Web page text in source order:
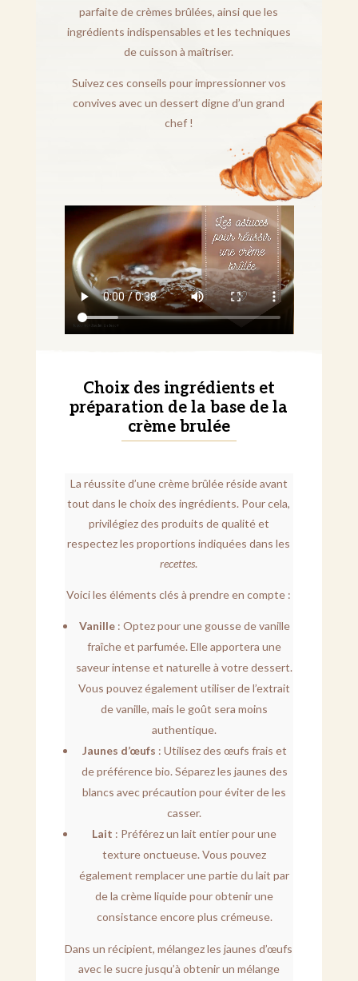
parfaite de crèmes brûlées, ainsi que les
ingrédients indispensables et les techniques
de cuisson à maîtriser.
Suivez ces conseils pour impressionner vos
convives avec un dessert digne d’un grand
chef !
Choix des ingrédients et
préparation de la base de la
crème brulée
La réussite d’une crème brûlée réside avant
tout dans le choix des ingrédients. Pour cela,
privilégiez des produits de qualité et
respectez les proportions indiquées dans les
recettes.
Voici les éléments clés à prendre en compte :
Vanille: Optez pour une gousse de vanille
fraîche et parfumée. Elle apportera une
saveur intense et naturelle à votre dessert.
Vous pouvez également utiliser de l’extrait
de vanille, mais le goût sera moins
authentique.
Jaunes d’œufs : Utilisez des œufs frais et
de préférence bio. Séparez les jaunes des
blancs avec précaution pour éviter de les
casser.
Lait : Préférez un lait entier pour une
texture onctueuse. Vous pouvez
également remplacer une partie du lait par
de la crème liquide pour obtenir une
consistance encore plus crémeuse.
Dans un récipient, mélangez les jaunes d’œufs
avec le sucre jusqu’à obtenir un mélange